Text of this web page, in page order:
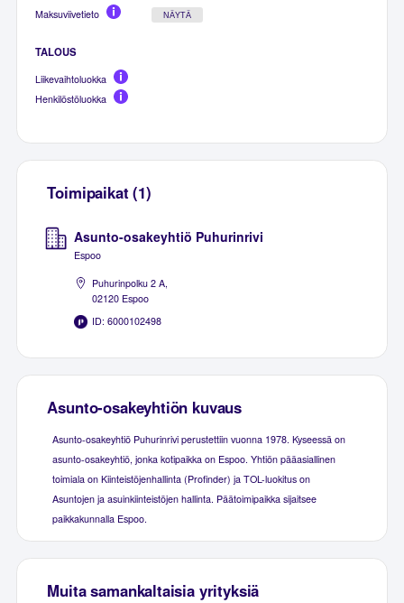
Maksuviivetieto
NÄYTÄ
TALOUS
Liikevaihtoluokka
Henkilöstöluokka
Toimipaikat (1)
Asunto-osakeyhtiö Puhurinrivi
Espoo
Puhurinpolku 2 A,
02120 Espoo
ID: 6000102498
Asunto-osakeyhtiön kuvaus
Asunto-osakeyhtiö Puhurinrivi perustettiin vuonna 1978. Kyseessä on
asunto-osakeyhtiö, jonka kotipaikka on Espoo. Yhtiön pääasiallinen
toimiala on Kiinteistöjenhallinta (Profinder) ja TOL-luokitus on
Asuntojen ja asuinkiinteistöjen hallinta. Päätoimipaikka sijaitsee
paikkakunnalla Espoo.
Muita samankaltaisia yrityksiä